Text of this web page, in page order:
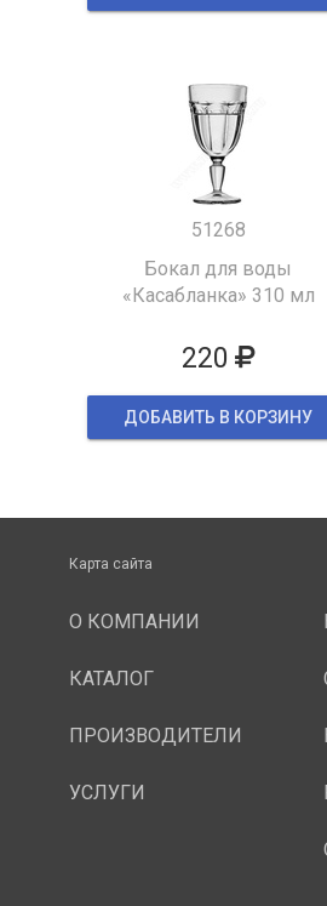
51268
Бокал для воды
«Касабланка» 310 мл
220
ДОБАВИТЬ В КОРЗИНУ
Карта сайта
О КОМПАНИИ
КАТАЛОГ
ПРОИЗВОДИТЕЛИ
УСЛУГИ